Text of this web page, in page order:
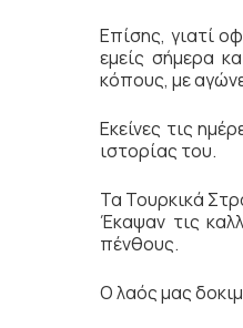
Επίσης, γιατί
εμείς σήμερα
κόπους, με
Εκείνες τις
ιστορίας του.
Τα Τουρκικά
Έκαψαν τις
πένθους.
Ο λαός μας